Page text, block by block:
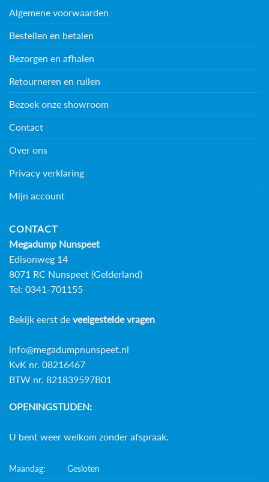
Algemene voorwaarden
Bestellen en betalen
Bezorgen en afhalen
Retourneren en ruilen
Bezoek onze showroom
Contact
Over ons
Privacy verklaring
Mijn account
CONTACT
Megadump Nunspeet
Edisonweg 14
8071 RC Nunspeet (Gelderland)
Tel: 0341-701155
Bekijk eerst de veelgestelde vragen
info@megadumpnunspeet.nl
KvK nr. 08216467
BTW nr. 821839597B01
OPENINGSTIJDEN:
U bent weer welkom zonder afspraak.
Maandag:
Gesloten